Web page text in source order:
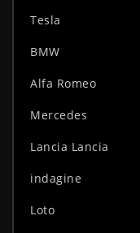
Tesla
BMW
Alfa Romeo
Mercedes
Lancia Lancia
indagine
Loto